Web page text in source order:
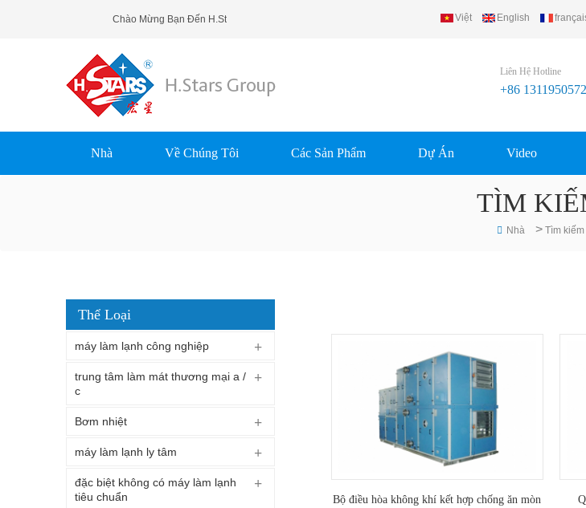
Chào Mừng Bạn Đến H.Stars (Guangzhou) Refrigerating Equipment Group Ltd..
Việt English
Liên Hệ Hotline
+86
Nhà Về Chúng Tôi Các Sản Phẩm Dự Án Video
TÌM
Nhà > Tìm kiếm
Bộ điều hòa không khí kết hợp chống ăn mòn
Thể Loại
máy làm lạnh công nghiệp
trung tâm làm mát thương mại a /
c
Bơm nhiệt
máy làm lạnh ly tâm
đặc biệt không có máy làm lạnh
tiêu chuẩn